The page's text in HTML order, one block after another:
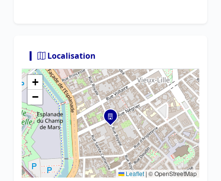
Localisation
+
−
Leaflet | © OpenStreetMap